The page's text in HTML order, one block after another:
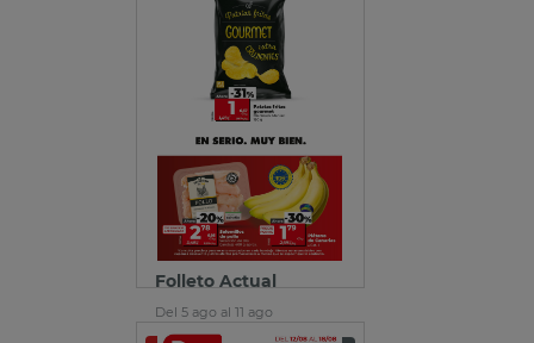
Folleto Actual
Del 5 ago al 11 ago